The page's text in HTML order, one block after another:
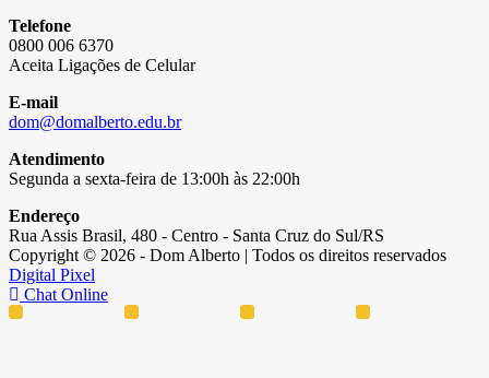
Telefone
0800 006 6370
Aceita Ligações de Celular
E-mail
dom@domalberto.edu.br
Atendimento
Segunda a sexta-feira de 13:00h às 22:00h
Endereço
Rua Assis Brasil, 480 - Centro - Santa Cruz do Sul/RS
Copyright © 2026 - Dom Alberto | Todos os direitos reservados
Digital Pixel
Chat Online